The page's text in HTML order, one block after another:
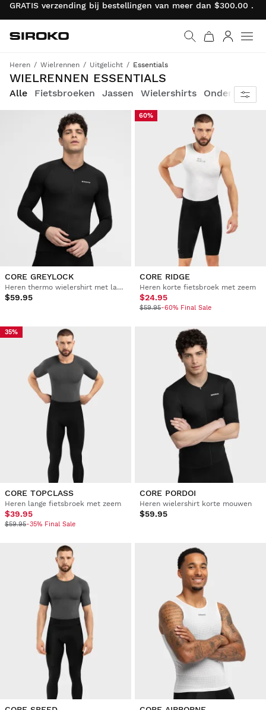
GRATIS verzending bij bestellingen van meer dan $300.00 .
Ga naar de homepage
Siroko.com
Heren Wielrennen Uitgelicht Essentials
WIELRENNEN ESSENTIALS
Core collectie: kwaliteitskleding en -accessoires voor beginners tegen scherpe prijzen
Alle Fietsbroeken Jassen Wielershirts Ondershirts
CORE GREYLOCK
Heren thermo wielershirt met lange mouwen
$59.95
60%
CORE RIDGE
Heren korte fietsbroek met zeem
$24.95
$59.95-60% Final Sale
35%
CORE TOPCLASS
Heren lange fietsbroek met zeem
$39.95
$59.95-35% Final Sale
CORE PORDOI
Heren wielershirt korte mouwen
$59.95